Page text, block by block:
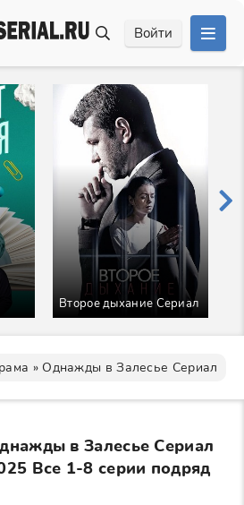
Войти
Между нами девочками
2 Сезон Сериал
» Однажды в Залесье Сериал
в Залесье Сериал
Все 1-8 серии подряд